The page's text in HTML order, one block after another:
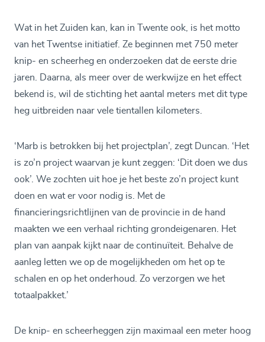
Wat in het Zuiden kan, kan in Twente ook, is het motto
van het Twentse initiatief. Ze beginnen met 750 meter
knip- en scheerheg en onderzoeken dat de eerste drie
jaren. Daarna, als meer over de werkwijze en het effect
bekend is, wil de stichting het aantal meters met dit type
heg uitbreiden naar vele tientallen kilometers.
‘Marb is betrokken bij het projectplan’, zegt Duncan. ‘Het
is zo’n project waarvan je kunt zeggen: ‘Dit doen we dus
ook’. We zochten uit hoe je het beste zo’n project kunt
doen en wat er voor nodig is. Met de
financieringsrichtlijnen van de provincie in de hand
maakten we een verhaal richting grondeigenaren. Het
plan van aanpak kijkt naar de continuïteit. Behalve de
aanleg letten we op de mogelijkheden om het op te
schalen en op het onderhoud. Zo verzorgen we het
totaalpakket.’
De knip- en scheerheggen zijn maximaal een meter hoog